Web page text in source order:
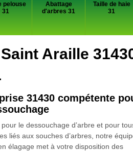
pelouse
31
Abattage
d'arbres 31
Taille de haie
31
Araille
31430 compétente
le dessouchage d’arbre et pour
liés aux souches d’arbres, notre
élagage met à votre disposition des